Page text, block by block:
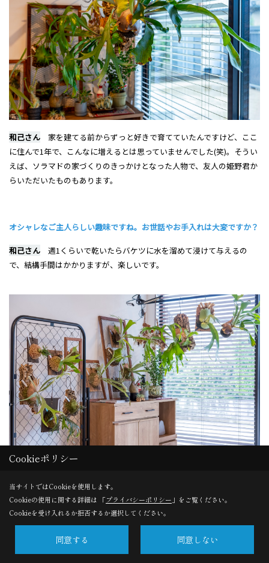
和己さん 家を建てる前からずっと好きで育てていたんですけど、ここ
に住んで1年で、こんなに増えるとは思っていませんでした(笑)。そうい
えば、ソラマドの家づくりのきっかけとなった人物で、友人の姫野君か
らいただいたものもあります。
オシャレなご主人らしい趣味ですね。お世話やお手入れは大変ですか？
和己さん 週1くらいで乾いたらバケツに水を溜めて浸けて与えるの
で、結構手間はかかりますが、楽しいです。
光輪子さんいえいえ、私は見る専門で、植物はすべて夫におまかせで
す。
Cookieポリシー
当サイトではCookieを使用します。
Cookieの使用に関する詳細は 「プライバシーポリシー 」をご覧ください。
Cookieを受け入れるか拒否するか選択してください。
同意する 同意しない